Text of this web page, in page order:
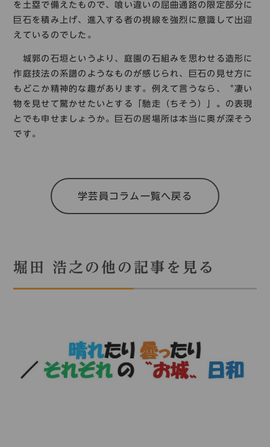
を土塁で備えたもので、喰い違いの屈曲通路の限定部分に
巨石を積み上げ、進入する者の視線を強烈に意識して出迎
えているのでした。
城郭の石垣というより、庭園の石組みを思わせる造形に
作庭技法の系譜のようなものが感じられ、巨石の見せ方に
もどこか精神的な趣があります。例えて言うなら、〝凄い
物を見せて驚かせたいとする「馳走（ちそう）」〟の表現
とでも申せましょうか。巨石の居場所は本当に奥が深そう
です。
学芸員コラム一覧へ戻る
堀田 浩之の他の記事を見る